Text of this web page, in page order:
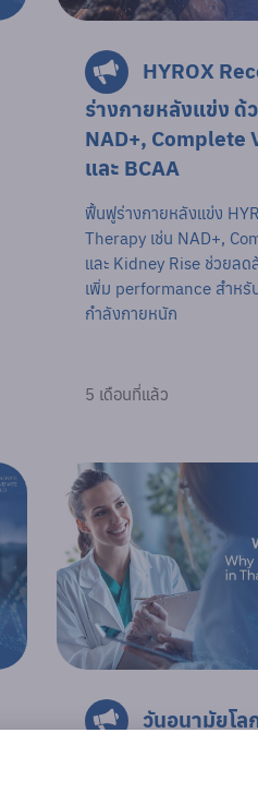
HYROX
ร่างกายหลังแข่ง ด้
NAD+, Complete
และ BCAA
ฟื้นฟูร่างกายหลังแข่ง
Therapy เช่น NAD+,
และ Kidney Rise ช่วยลด
เพิ่ม performance สำหรั
กำลังกายหนัก
5 เดือนที่แล้ว
วันอนามัยโล